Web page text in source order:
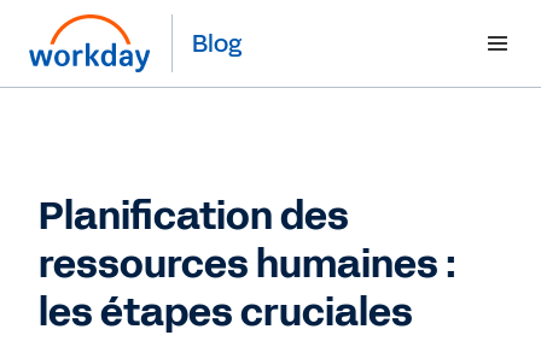
Blog
Planification des
ressources humaines :
les étapes cruciales